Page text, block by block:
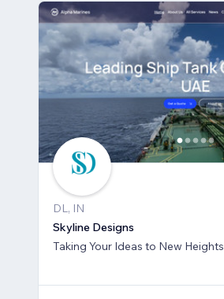
DL, IN
Skyline Designs
Taking Your Ideas to New Heights